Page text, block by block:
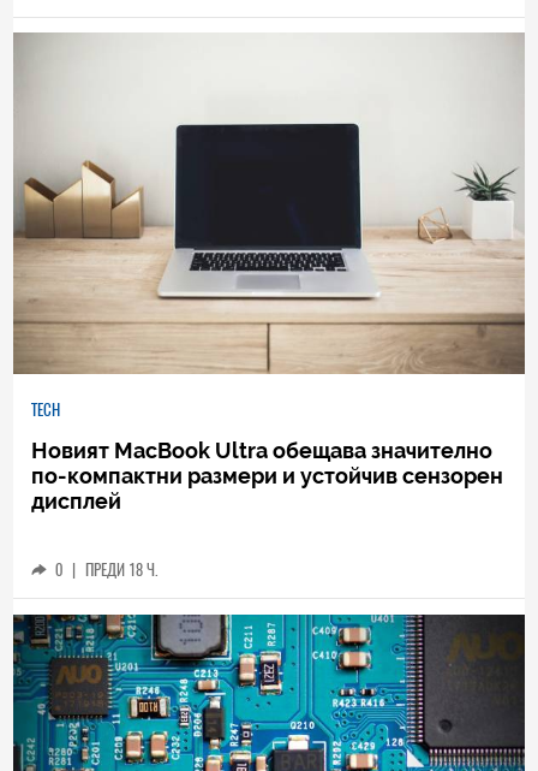
TECH
Новият MacBook Ultra обещава значително
по-компактни размери и устойчив сензорен
дисплей
0 | ПРЕДИ 18 Ч.